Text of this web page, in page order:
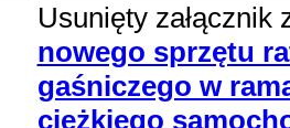
Usunięty załącznik
nowego sprzętu
gaśniczego w
ciężkiego